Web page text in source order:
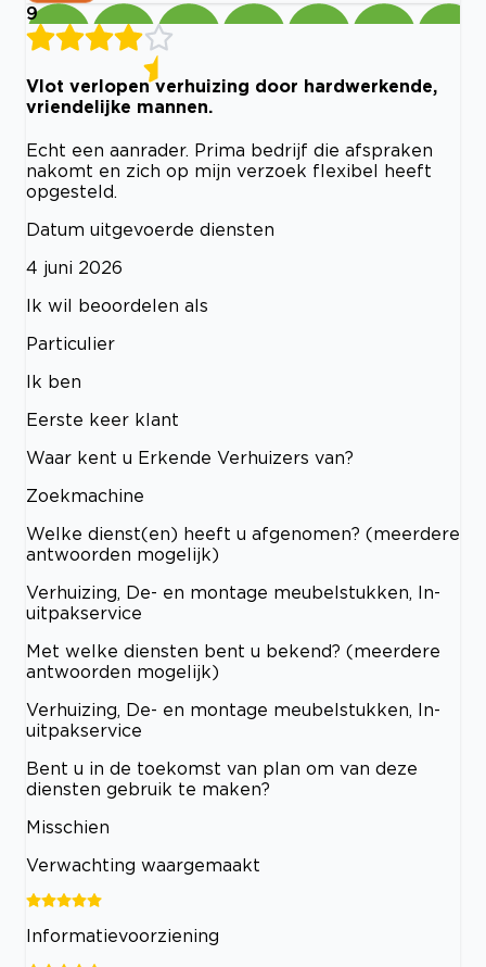
9
Vlot verlopen verhuizing door hardwerkende,
vriendelijke mannen.
Echt een aanrader. Prima bedrijf die afspraken
nakomt en zich op mijn verzoek flexibel heeft
opgesteld.
Datum uitgevoerde diensten
4 juni 2026
Ik wil beoordelen als
Particulier
Ik ben
Eerste keer klant
Waar kent u Erkende Verhuizers van?
Zoekmachine
Welke dienst(en) heeft u afgenomen? (meerdere
antwoorden mogelijk)
Verhuizing, De- en montage meubelstukken, In-
uitpakservice
Met welke diensten bent u bekend? (meerdere
antwoorden mogelijk)
Verhuizing, De- en montage meubelstukken, In-
uitpakservice
Bent u in de toekomst van plan om van deze
diensten gebruik te maken?
Misschien
Verwachting waargemaakt
Informatievoorziening